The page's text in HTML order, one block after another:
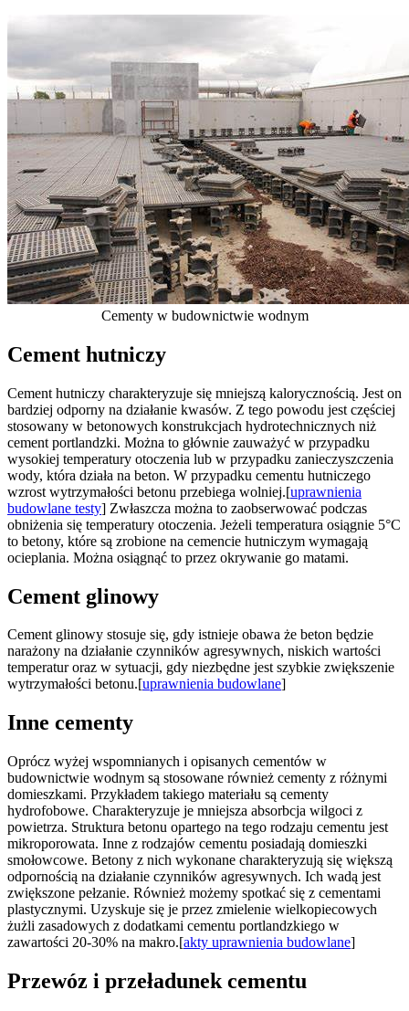
Cementy w budownictwie wodnym
Cement hutniczy
Cement hutniczy charakteryzuje się mniejszą kalorycznością. Jest on
bardziej odporny na działanie kwasów. Z tego powodu jest częściej
stosowany w betonowych konstrukcjach hydrotechnicznych niż
cement portlandzki. Można to głównie zauważyć w przypadku
wysokiej temperatury otoczenia lub w przypadku zanieczyszczenia
wody, która działa na beton. W przypadku cementu hutniczego
wzrost wytrzymałości betonu przebiega wolniej.[uprawnienia
budowlane testy] Zwłaszcza można to zaobserwować podczas
obniżenia się temperatury otoczenia. Jeżeli temperatura osiągnie 5°C
to betony, które są zrobione na cemencie hutniczym wymagają
ocieplania. Można osiągnąć to przez okrywanie go matami.
Cement glinowy
Cement glinowy stosuje się, gdy istnieje obawa że beton będzie
narażony na działanie czynników agresywnych, niskich wartości
temperatur oraz w sytuacji, gdy niezbędne jest szybkie zwiększenie
wytrzymałości betonu.[uprawnienia budowlane]
Inne cementy
Oprócz wyżej wspomnianych i opisanych cementów w
budownictwie wodnym są stosowane również cementy z różnymi
domieszkami. Przykładem takiego materiału są cementy
hydrofobowe. Charakteryzuje je mniejsza absorbcja wilgoci z
powietrza. Struktura betonu opartego na tego rodzaju cementu jest
mikroporowata. Inne z rodzajów cementu posiadają domieszki
smołowcowe. Betony z nich wykonane charakteryzują się większą
odpornością na działanie czynników agresywnych. Ich wadą jest
zwiększone pełzanie. Również możemy spotkać się z cementami
plastycznymi. Uzyskuje się je przez zmielenie wielkopiecowych
żużli zasadowych z dodatkami cementu portlandzkiego w
zawartości 20-30% na makro.[akty uprawnienia budowlane]
Przewóz i przeładunek cementu